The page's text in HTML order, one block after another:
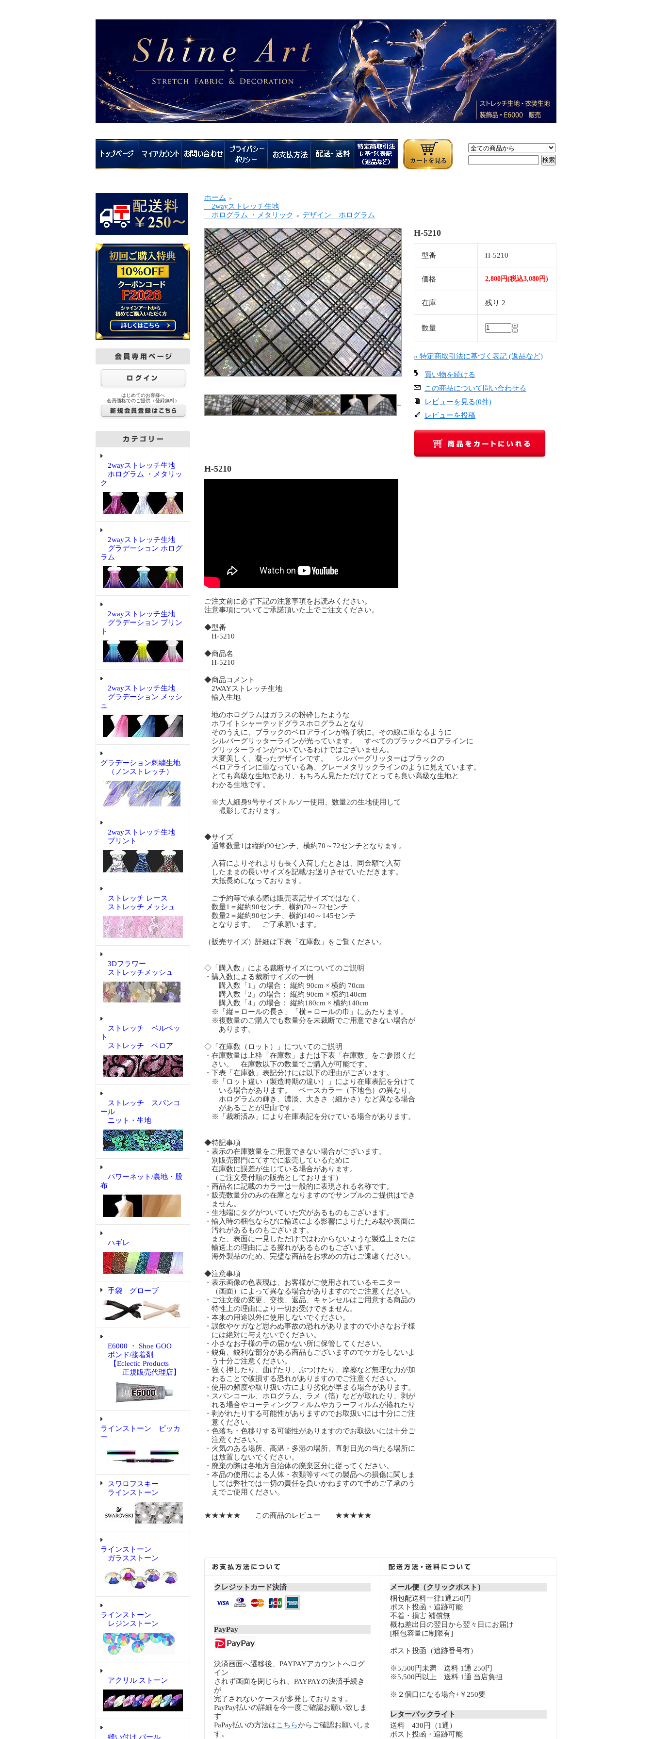
はじめてのお客様へ
会員価格でのご提供（登録無料）
2wayストレッチ生地
ホログラム ・メタリッ
ク
2wayストレッチ生地
グラデーション ホログ
ラム
2wayストレッチ生地
グラデーション プリン
ト
2wayストレッチ生地
グラデーション メッシ
ュ
グラデーション刺繍生地
（ノンストレッチ）
2wayストレッチ生地
プリント
ストレッチ レース
ストレッチ メッシュ
3Dフラワー
ストレッチメッシュ
ストレッチ ベルベッ
ト
ストレッチ ベロア
ストレッチ スパンコ
ール
ニット・生地
パワーネット/裏地・股
布
ハギレ
手袋 グローブ
E6000 ・ Shoe GOO
ボンド/接着剤
【Eclectic Products
正規販売代理店】
ラインストーン ピッカ
ー
スワロフスキー
ラインストーン
ラインストーン
ガラスストーン
ラインストーン
レジンストーン
アクリル ストーン
縫い付け パール
ホーム ＞
2wayストレッチ生地
ホログラム ・メタリック
＞ デザイン ホログラム
H-5210
型番 H-5210
価格 2,800円(税込3,080円)
在庫 残り 2
数量
» 特定商取引法に基づく表記 (返品など)
買い物を続ける
この商品について問い合わせる
レビューを見る(0件)
レビューを投稿
H-5210
ご注文前に必ず下記の注意事項をお読みください。
注意事項についてご承諾頂いた上でご注文ください。
◆型番
H-5210
◆商品名
H-5210
◆商品コメント
2WAYストレッチ生地
輸入生地
地のホログラムはガラスの粉砕したような
ホワイトシャーテッドグラスホログラムとなり
そのうえに、ブラックのベロアラインが格子状に。その線に重なるように
シルバーグリッターラインが光っています。 すべてのブラックベロアラインに
グリッターラインがついているわけではございません。
大変美しく、凝ったデザインです。 シルバーグリッターはブラックの
ベロアラインに重なっている為、グレーメタリックラインのように見えています。
とても高級な生地であり、もちろん見たただけてとっても良い高級な生地と
わかる生地です。
※大人細身9号サイズトルソー使用、数量2の生地使用して
撮影しております。
◆サイズ
通常数量1は縦約90センチ、横約70～72センチとなります。
入荷によりそれよりも長く入荷したときは、同金額で入荷
したままの長いサイズを記載/お送りさせていただきます。
大抵長めになっております。
ご予約等で承る際は販売表記サイズではなく、
数量1＝縦約90センチ、横約70～72センチ
数量2＝縦約90センチ、横約140～145センチ
となります。 ご了承願います。
（販売サイズ）詳細は下表「在庫数」をご覧ください。
◇「購入数」による裁断サイズについてのご説明
・購入数による裁断サイズの一例
購入数「1」の場合： 縦約 90cm × 横約 70cm
購入数「2」の場合： 縦約 90cm × 横約140cm
購入数「4」の場合： 縦約180cm × 横約140cm
※「縦＝ロールの長さ」「横＝ロールの巾」にあたります。
※複数量のご購入でも数量分を未裁断でご用意できない場合が
あります。
◇「在庫数（ロット）」についてのご説明
・在庫数量は上枠「在庫数」または下表「在庫数」をご参照くだ
さい。 在庫数以下の数量でご購入が可能です。
・下表「在庫数」表記分けには以下の理由がございます。
※「ロット違い（製造時期の違い）」により在庫表記を分けて
いる場合があります。 ベースカラー（下地色）の異なり、
ホログラムの輝き、濃淡、大きさ（細かさ）など異なる場合
があることが理由です。
※「裁断済み」により在庫表記を分けている場合があります。
◆特記事項
・表示の在庫数量をご用意できない場合がございます。
別販売部門にてすでに販売しているために
在庫数に誤差が生じている場合があります。
（ご注文受付順の販売としております）
・商品名に記載のカラーは一般的に表現される名称です。
・販売数量分のみの在庫となりますのでサンプルのご提供はでき
ません。
・生地端にタグがついていた穴があるものもございます。
・輸入時の梱包ならびに輸送による影響によりたたみ皺や裏面に
汚れがあるものもございます。
また、表面に一見しただけではわからないような製造上または
輸送上の理由による擦れがあるものもございます。
海外製品のため、完璧な商品をお求めの方はご遠慮ください。
◆注意事項
・表示画像の色表現は、お客様がご使用されているモニター
（画面）によって異なる場合がありますのでご注意ください。
・ご注文後の変更、交換、返品、キャンセルはご用意する商品の
特性上の理由により一切お受けできません。
・本来の用途以外に使用しないでください。
・誤飲やケガなど思わぬ事故の恐れがありますので小さなお子様
には絶対に与えないでください。
・小さなお子様の手の届かない所に保管してください。
・鋭角、鋭利な部分がある商品もございますのでケガをしないよ
う十分ご注意ください。
・強く押したり、曲げたり、ぶつけたり、摩擦など無理な力が加
わることで破損する恐れがありますのでご注意ください。
・使用の頻度や取り扱い方により劣化が早まる場合があります。
・スパンコール、ホログラム、ラメ（箔）などが取れたり、剥が
れる場合やコーティングフィルムやカラーフィルムが捲れたり
・剥がれたりする可能性がありますのでお取扱いには十分にご注
意ください。
・色落ち・色移りする可能性がありますのでお取扱いには十分ご
注意ください。
・火気のある場所、高温・多湿の場所、直射日光の当たる場所に
は放置しないでください。
・廃棄の際は各地方自治体の廃棄区分に従ってください。
・本品の使用による人体・衣類等すべての製品への損傷に関しま
しては弊社では一切の責任を負いかねますので予めご了承のう
えでご使用ください。
★★★★★ この商品のレビュー ★★★★★
クレジットカード決済
PayPay
決済画面へ遷移後、PAYPAYアカウントへログ
イン
されず画面を閉じられ、PAYPAYの決済手続き
が
完了されないケースが多発しております。
PayPay払いの詳細を今一度ご確認お願い致しま
す
PaPay払いの方法はこちらからご確認お願いしま
す。
メール便（クリックポスト）
梱包配送料一律1通250円
ポスト投函・追跡可能
不着・損害 補償無
概ね差出日の翌日から翌々日にお届け
[梱包容量に制限有]
ポスト投函（追跡番号有）
※5,500円未満 送料 1通 250円
※5,500円以上 送料 1通 当店負担
※２個口になる場合+￥250要
レターパックライト
送料 430円（1通）
ポスト投函・追跡可能